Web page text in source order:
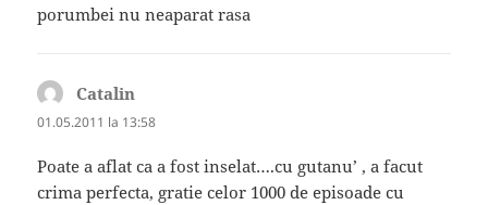
porumbei nu neaparat rasa
Catalin
01.05.2011 la 13:58
Poate a aflat ca a fost inselat….cu gutanu’ , a facut
crima perfecta, gratie celor 1000 de episoade cu